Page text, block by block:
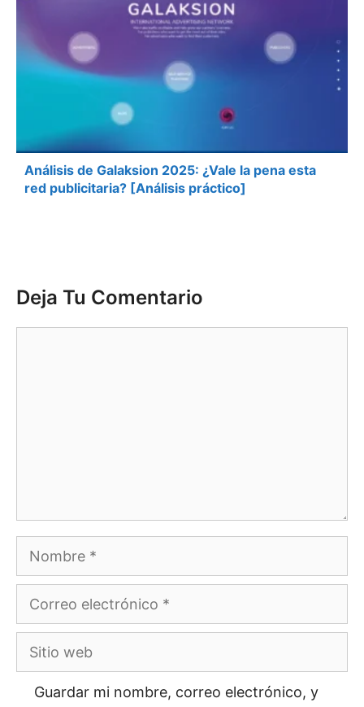
Análisis de Galaksion 2025: ¿Vale la pena esta
red publicitaria? [Análisis práctico]
Deja Tu Comentario
Guardar mi nombre, correo electrónico, y